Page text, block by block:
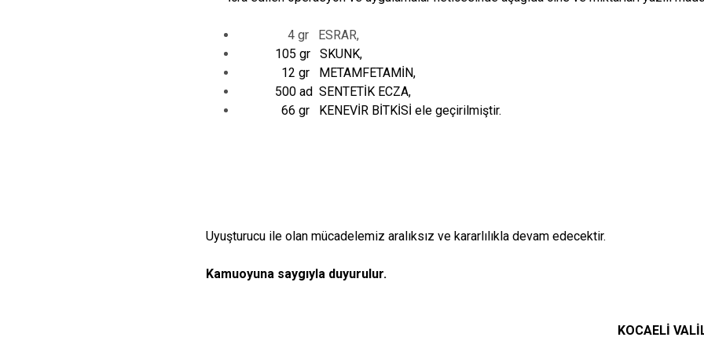
4 gr ESRAR,
105 gr SKUNK,
12 gr METAMFETAMİN,
500 ad SENTETİK ECZA,
66 gr KENEVİR BİTKİSİ ele geçirilmiştir.
Uyuşturucu ile olan mücadelemiz aralıksız ve kararlılıkla devam edecektir.
Kamuoyuna saygıyla duyurulur.
KOCAELİ